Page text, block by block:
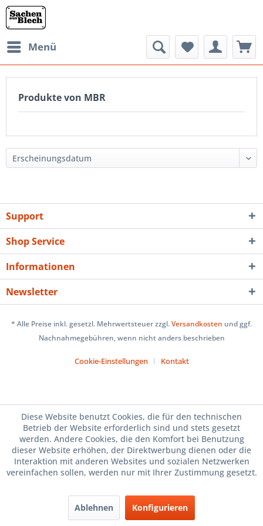
Menü
Produkte von MBR
Support
Shop Service
Informationen
Newsletter
* Alle Preise inkl. gesetzl. Mehrwertsteuer zzgl.Versandkosten und ggf.
Nachnahmegebühren, wenn nicht anders beschrieben
Cookie-Einstellungen Kontakt
Diese Website benutzt Cookies, die für den technischen
Betrieb der Website erforderlich sind und stets gesetzt
werden. Andere Cookies, die den Komfort bei Benutzung
dieser Website erhöhen, der Direktwerbung dienen oder die
Interaktion mit anderen Websites und sozialen Netzwerken
vereinfachen sollen, werden nur mit Ihrer Zustimmung gesetzt.
Ablehnen Konfigurieren